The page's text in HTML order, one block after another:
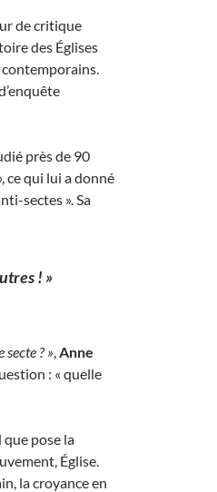
de critique
des Églises
près de 90
ce qui lui a donné
sectes ». Sa
! »
secte ? »,Anne
: « quelle
que pose la
Église.
la croyance en